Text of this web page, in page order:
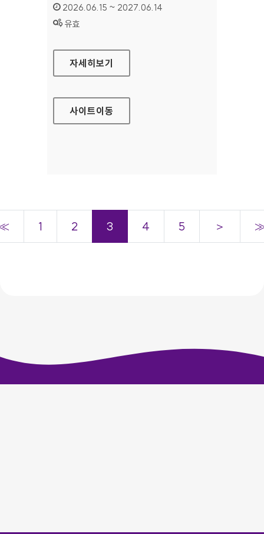
인증기간 :
2026.06.15 ~ 2027.06.14
상태 :
유효
한국학사서 글로벌 네트워크
자세히보기
사이트이동
1 2 3 4 5 ＞